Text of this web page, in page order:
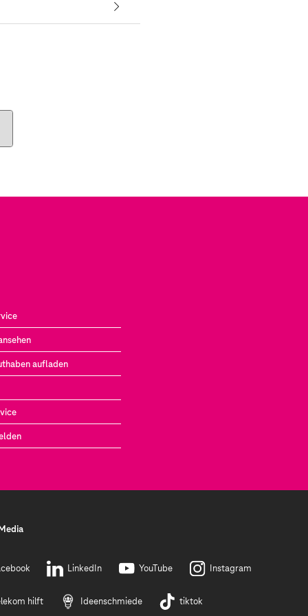
aufladen
LinkedIn YouTube Instagram
hilft Ideenschmiede tiktok